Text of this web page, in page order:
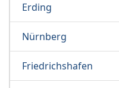
Erding
Nürnberg
Friedrichshafen